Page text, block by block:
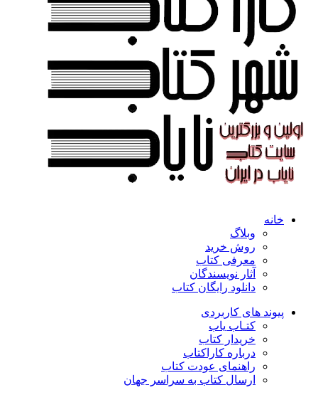
خانه
وبلاگ
روش خرید
معرفی کتاب
آثار نویسندگان
دانلود رایگان کتاب
پیوند های کاربردی
کتـاب یاب
خریدار کتاب
درباره کاراکتاب
راهنمای عودت کتاب
ارسال کتاب به سراسر جهان